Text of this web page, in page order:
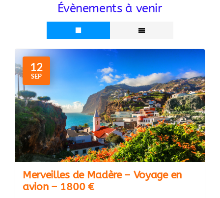
Évènements à venir
12
SEP
Merveilles de Madère – Voyage en
avion – 1800 €